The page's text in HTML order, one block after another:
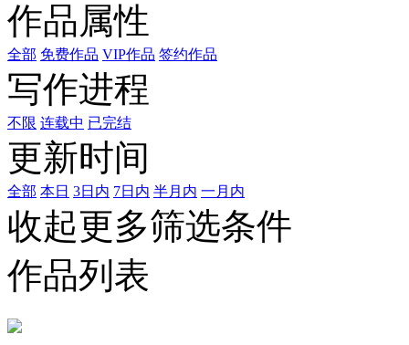
作品属性
全部 免费作品 VIP作品 签约作品
写作进程
不限 连载中 已完结
更新时间
全部 本日 3日内 7日内 半月内 一月内
收起更多筛选条件
作品列表